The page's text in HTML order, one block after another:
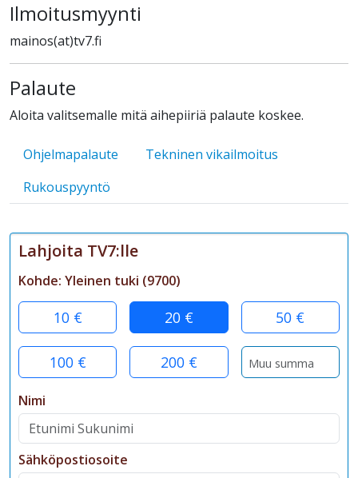
Ilmoitusmyynti
mainos(at)tv7.fi
Palaute
Aloita valitsemalle mitä aihepiiriä palaute koskee.
Ohjelmapalaute
Tekninen vikailmoitus
Rukouspyyntö
Lahjoita TV7:lle
Kohde: Yleinen tuki (9700)
10 € 20 € 50 €
100 € 200 €
Nimi
Sähköpostiosoite